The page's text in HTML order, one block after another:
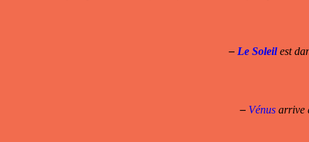
– Le Soleilest
– Vénus arrive